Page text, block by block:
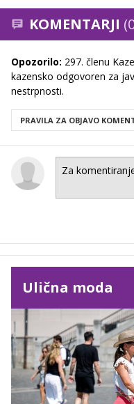
KOMENTARJI
Opozorilo: 297. členu
kazensko odgovoren za
nestrpnosti.
PRAVILA ZA OBJAVO
Ulična moda